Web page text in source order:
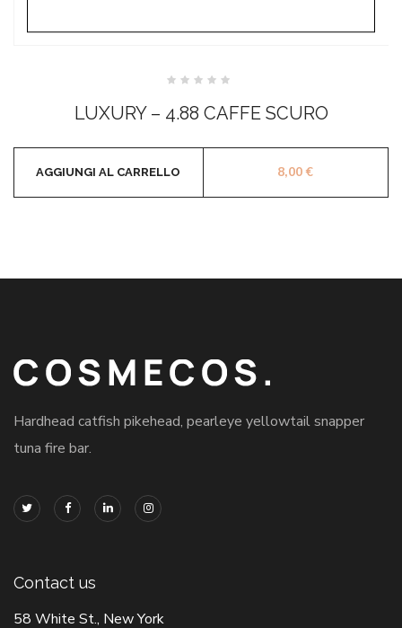
su
5
LUXURY – 4.88 CAFFE SCURO
8,00€
AGGIUNGI AL CARRELLO
Hardhead catfish pikehead, pearleye yellowtail snapper
tuna fire bar.
Contact us
58 White St., New York